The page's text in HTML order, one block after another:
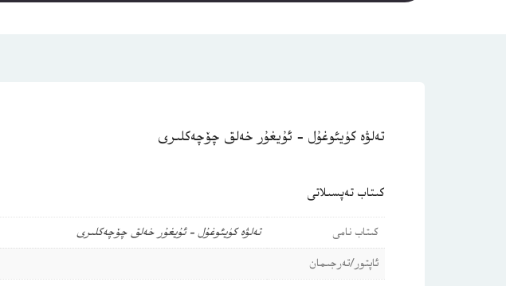
تەلۋە كۈيئوغۇل – ئۇيغۇر خەلق چۆچەكلىرى
كىتاب تەپسىلاتى
كىتاب نامى
تەلۋە كۈيئوغۇل – ئۇيغۇر خەلق چۆچەكلىرى
ئاپتور/تەرجىمان